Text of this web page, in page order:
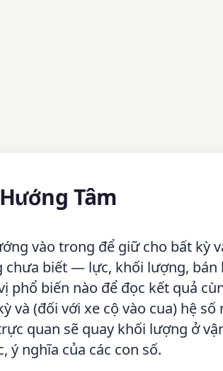
Tâm
vào trong để giữ cho bất kỳ
chưa biết — lực, khối lượng,
phổ biến nào để đọc kết quả
và (đối với xe cộ vào cua) hệ
quan sẽ quay khối lượng ở
ý nghĩa của các con số.